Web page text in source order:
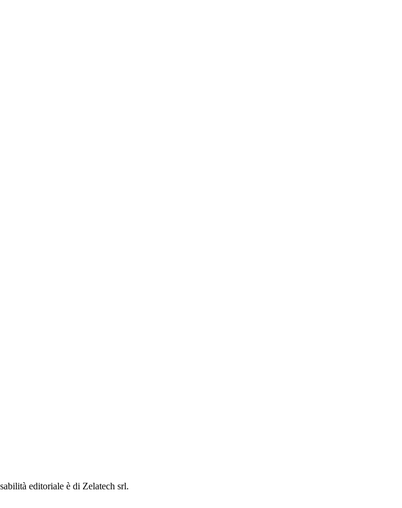
editoriale è di Zelatech srl.